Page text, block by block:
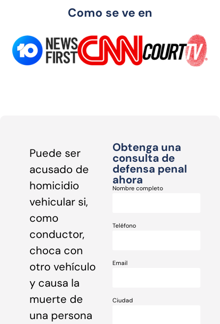
Como se ve en
Puede ser
acusado de
homicidio
vehicular si,
como
conductor,
choca con
otro vehículo
y causa la
muerte de
una persona
Obtenga una
consulta de
defensa penal
ahora
Nombre completo
Teléfono
Email
Ciudad